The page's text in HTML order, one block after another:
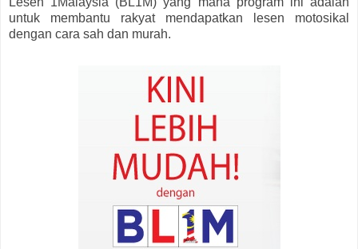
untuk membantu rakyat mendapatkan lesen motosikal
dengan cara sah dan murah.